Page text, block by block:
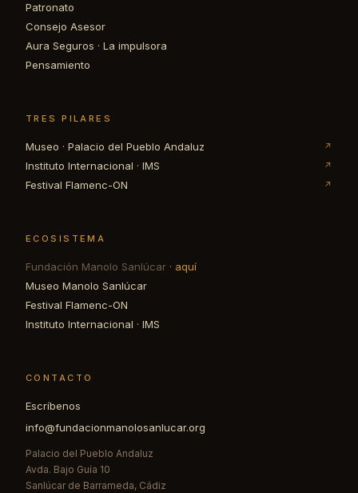
Patronato
Consejo Asesor
Aura Seguros · La impulsora
Pensamiento
TRES PILARES
Museo · Palacio del Pueblo Andaluz ↗
Instituto Internacional · IMS ↗
Festival Flamenc-ON ↗
ECOSISTEMA
Fundación Manolo Sanlúcar · aquí
Museo Manolo Sanlúcar
Festival Flamenc-ON
Instituto Internacional · IMS
CONTACTO
Escríbenos
info@fundacionmanolosanlucar.org
Palacio del Pueblo Andaluz
Avda. Bajo Guía 10
Sanlúcar de Barrameda, Cádiz